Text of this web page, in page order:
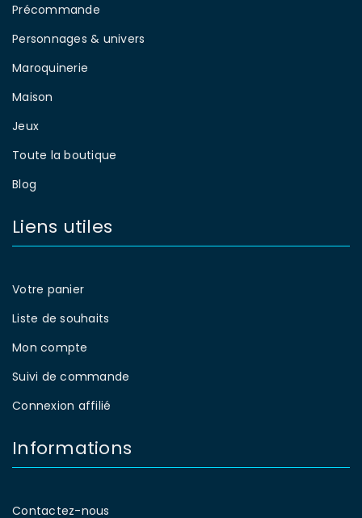
Précommande
Personnages & univers
Maroquinerie
Maison
Jeux
Toute la boutique
Blog
Liens utiles
Votre panier
Liste de souhaits
Mon compte
Suivi de commande
Connexion affilié
Informations
Contactez-nous